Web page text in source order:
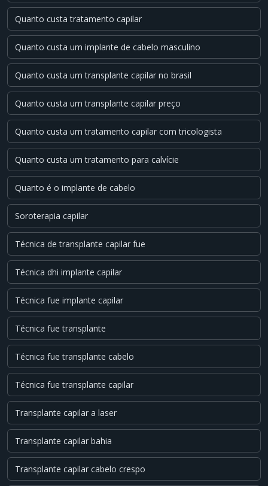
Quanto custa tratamento capilar
Quanto custa um implante de cabelo masculino
Quanto custa um transplante capilar no brasil
Quanto custa um transplante capilar preço
Quanto custa um tratamento capilar com tricologista
Quanto custa um tratamento para calvície
Quanto é o implante de cabelo
Soroterapia capilar
Técnica de transplante capilar fue
Técnica dhi implante capilar
Técnica fue implante capilar
Técnica fue transplante
Técnica fue transplante cabelo
Técnica fue transplante capilar
Transplante capilar a laser
Transplante capilar bahia
Transplante capilar cabelo crespo